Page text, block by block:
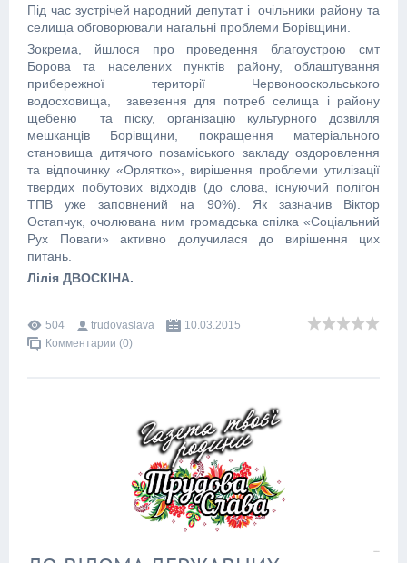
Під час зустрічей народний депутат і очільники району та
селища обговорювали нагальні проблеми Борівщини.
Зокрема, йшлося про проведення благоустрою смт
Борова та населених пунктів району, облаштування
прибережної території Червонооскольського
водосховища, завезення для потреб селища і району
щебеню та піску, організацію культурного дозвілля
мешканців Борівщини, покращення матеріального
становища дитячого позаміського закладу оздоровлення
та відпочинку «Орлятко», вирішення проблеми утилізації
твердих побутових відходів (до слова, існуючий полігон
ТПВ уже заповнений на 90%). Як зазначив Віктор
Остапчук, очолювана ним громадська спілка «Соціальний
Рух Поваги» активно долучилася до вирішення цих
питань.
Лілія ДВОСКІНА.
504 trudovaslava
10.03.2015
Комментарии (0)